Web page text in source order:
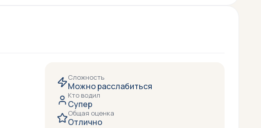
Сложность
Можно расслабиться
Кто водил
Супер
Общая оценка
Отлично